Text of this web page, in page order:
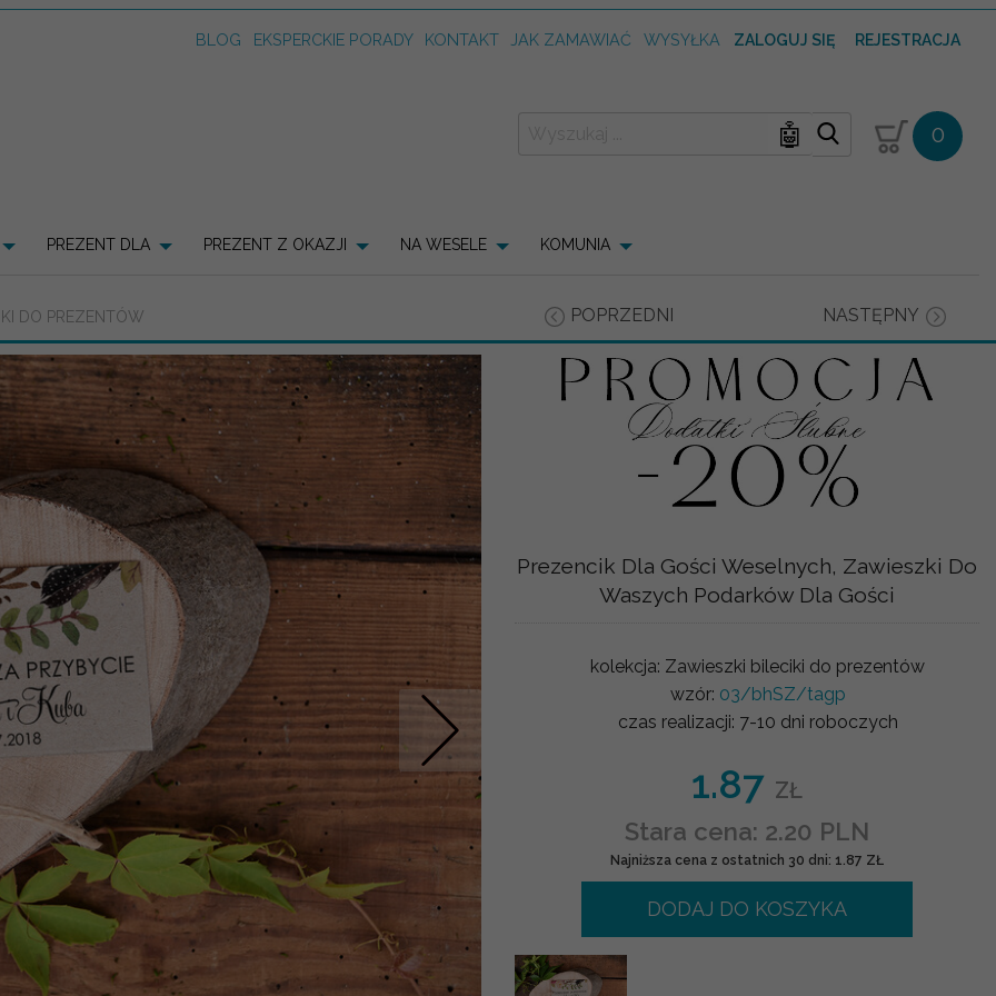
BLOG EKSPERCKIE PORADY KONTAKT JAK ZAMAWIAĆ WYSYŁKA ZALOGUJ SIĘ REJESTRACJA
🤖 0
PREZENT DLA PREZENT Z OKAZJI NA WESELE KOMUNIA
DO PREZENTÓW POPRZEDNI NASTĘPNY
Nastepne
Prezencik Dla Gości Weselnych, Zawieszki Do
Waszych Podarków Dla Gości
kolekcja: Zawieszki bileciki do prezentów
wzór: 03/bhSZ/tagp
czas realizacji: 7-10 dni roboczych
1.87 ZŁ
Stara cena: 2.20 PLN
Najniższa cena z ostatnich 30 dni: 1.87 ZŁ
DODAJ DO KOSZYKA